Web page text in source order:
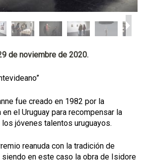
de noviembre de 2020.
fue creado en 1982 por la
en el Uruguay para recompensar la
jóvenes talentos uruguayos.
reanuda con la tradición de
siendo en este caso la obra de Isidore